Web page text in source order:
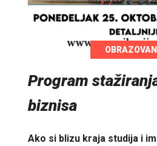
Program
biznisa
Ako si blizu kraja studija i